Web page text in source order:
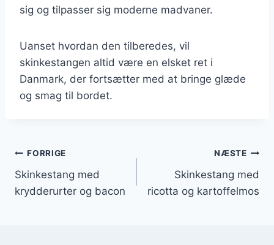
sig og tilpasser sig moderne madvaner.
Uanset hvordan den tilberedes, vil
skinkestangen altid være en elsket ret i
Danmark, der fortsætter med at bringe glæde
og smag til bordet.
Indlægsnavigation
FORRIGE
Skinkestang med
krydderurter og bacon
NÆSTE
Skinkestang med
ricotta og kartoffelmos